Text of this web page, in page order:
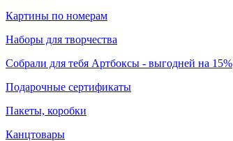
Картины по номерам
Наборы для творчества
Собрали для тебя Артбоксы - выгодней на 15%
Подарочные сертификаты
Пакеты, коробки
Канцтовары